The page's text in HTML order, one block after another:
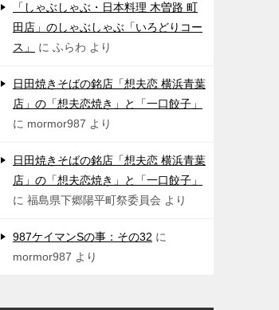
「しゃぶしゃぶ・日本料理 木曽路 町
田店」のしゃぶしゃぶ「いろどりコー
ス」
に ふらわ より
日田焼きそばの銘店「想夫恋 横浜青葉
店」の「想夫恋焼き」と「一口餃子」
に mormor987 より
日田焼きそばの銘店「想夫恋 横浜青葉
店」の「想夫恋焼き」と「一口餃子」
に 福島県下郷陽平町祭委員会 より
987ケイマンSの事：その32 に
mormor987 より